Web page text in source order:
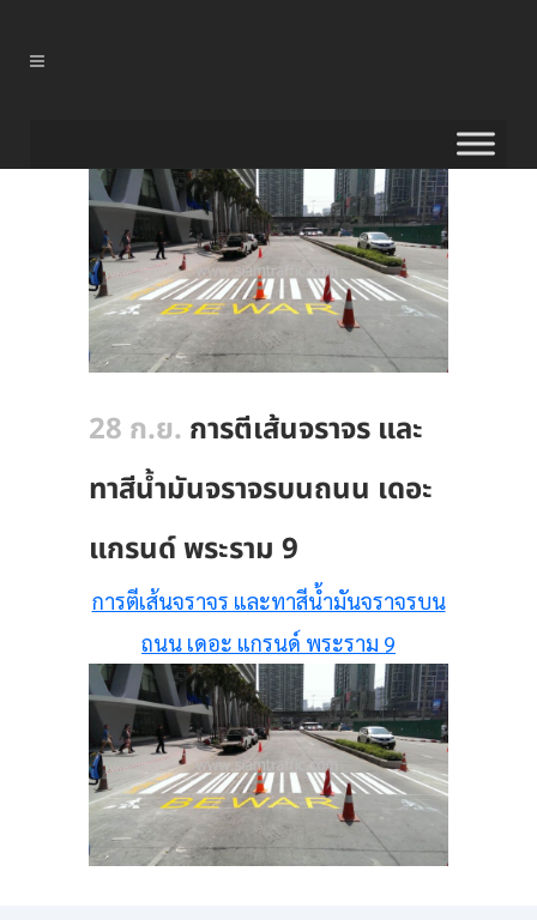
28 ก.ย. การตีเส้นจราจร และ
ทาสีน้ำมันจราจรบนถนน เดอะ
แกรนด์ พระราม 9
การตีเส้นจราจร และทาสีน้ำมันจราจรบน
ถนน เดอะ แกรนด์ พระราม 9